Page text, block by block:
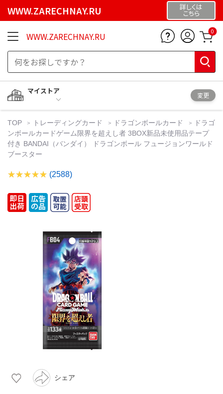
WWW.ZARECHNAY.RU 詳しくは
こちら
WWW.ZARECHNAY.RU 0
マイストア
変更
TOP トレーディングカード ドラゴンボールカード
ドラゴ
ンボールカードゲーム限界を超えし者 3BOX新品未使用品テープ
付き BANDAI（バンダイ） ドラゴンボール フュージョンワールド
ブースター
(2588)
シェア